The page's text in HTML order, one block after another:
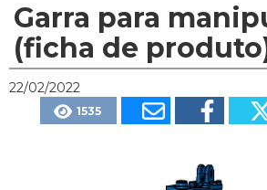
Garra para
(ficha de
22/02/2022
1535